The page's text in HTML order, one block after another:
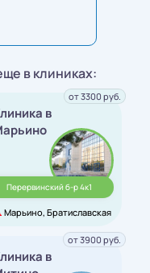
в клиниках:
в
Перервинский б-р 4к1
Марьино, Братиславская
от 3300 руб.
в
от 3900 руб.